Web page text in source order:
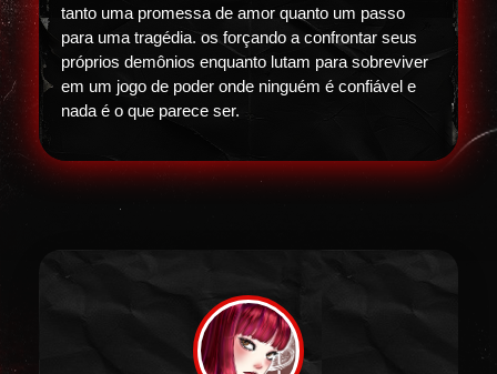
tanto uma promessa de amor quanto um passo
para uma tragédia. os forçando a confrontar seus
próprios demônios enquanto lutam para sobreviver
em um jogo de poder onde ninguém é confiável e
nada é o que parece ser.